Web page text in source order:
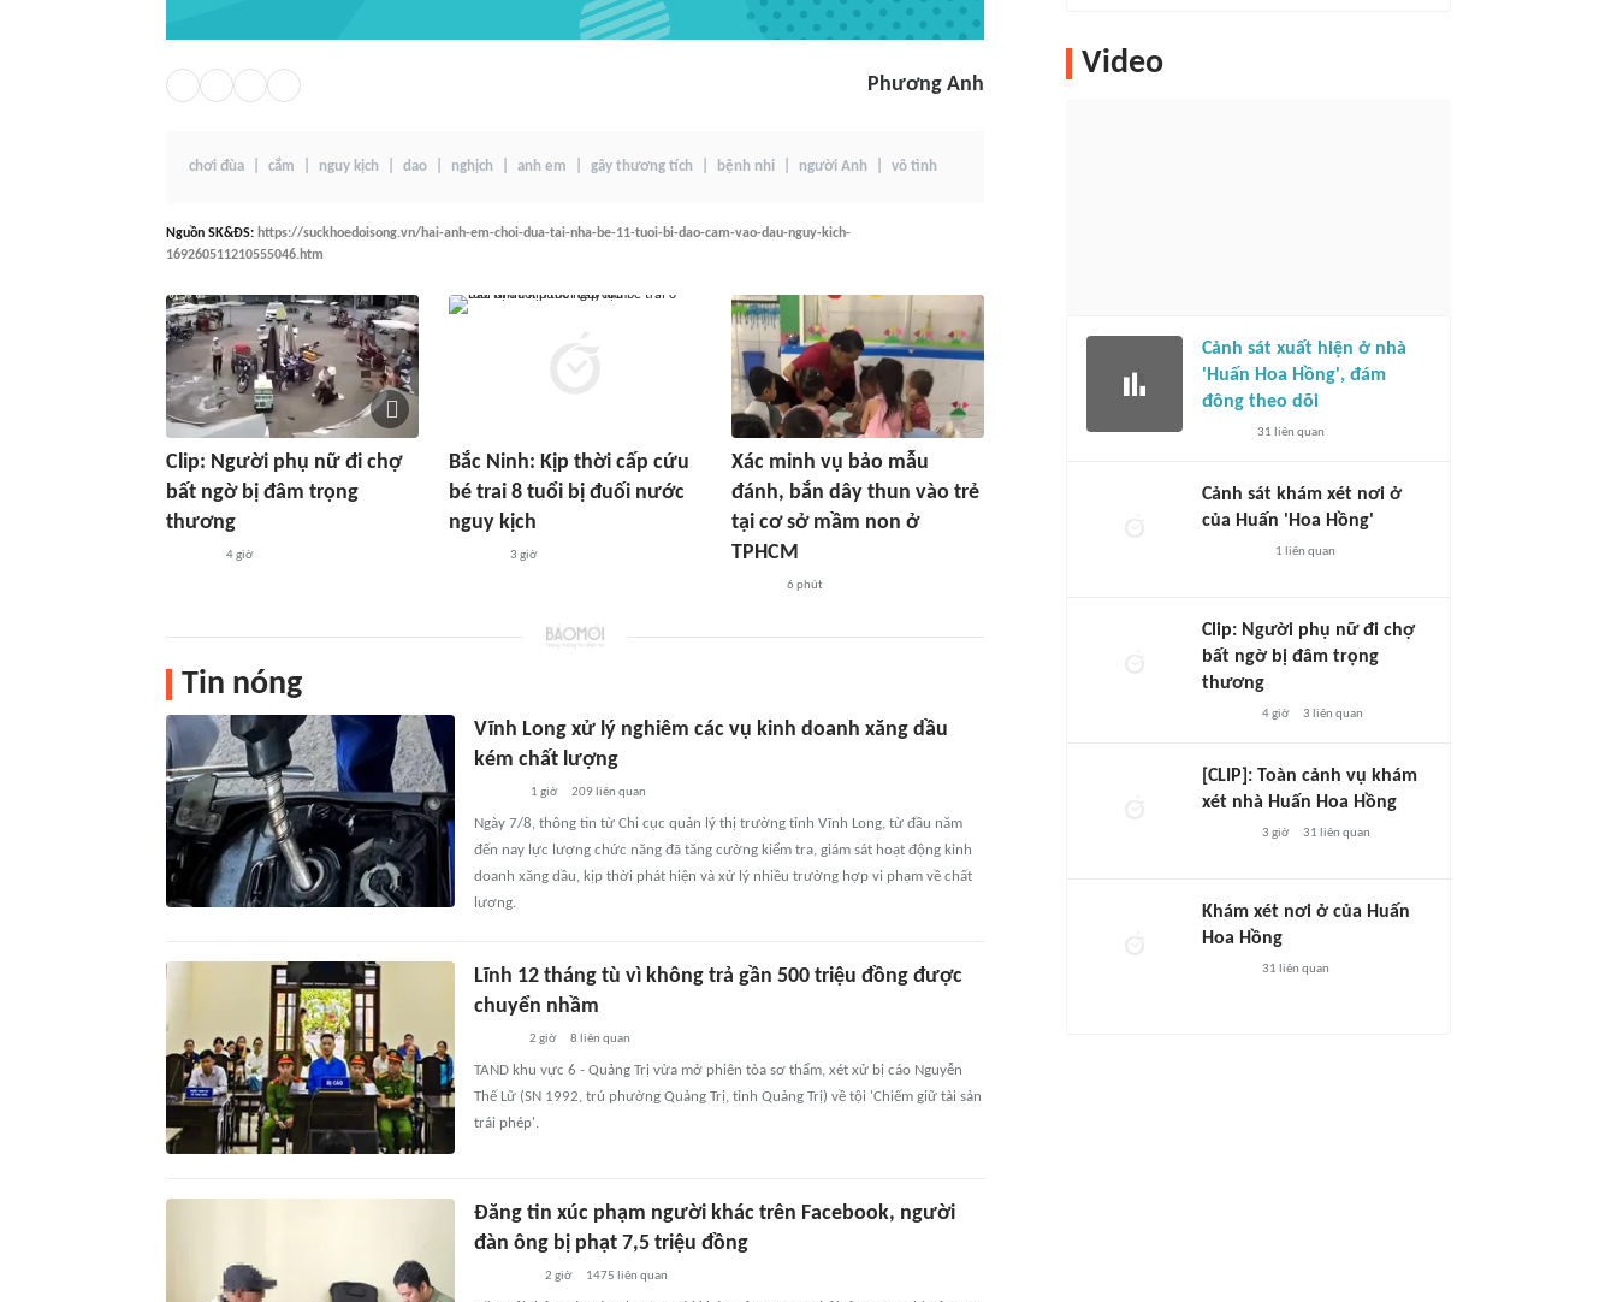
Phương Anh
chơi đùa cắm nguy kịch dao nghịch anh em gây thương tích bệnh nhi người Anh vô tình
Nguồn SK&ĐS: https://suckhoedoisong.vn/hai-anh-em-choi-dua-tai-nha-be-11-tuoi-bi-dao-cam-vao-dau-nguy-kich-
169260511210555046.htm
Clip: Người phụ nữ đi chợ
bất ngờ bị đâm trọng
thương
4 giờ
Bắc Ninh: Kịp thời cấp cứu
bé trai 8 tuổi bị đuối nước
nguy kịch
3 giờ
Xác minh vụ bảo mẫu
đánh, bắn dây thun vào trẻ
tại cơ sở mầm non ở
TPHCM
6 phút
Tin nóng
Vĩnh Long xử lý nghiêm các vụ kinh doanh xăng dầu
kém chất lượng
1 giờ 209 liên quan
Ngày 7/8, thông tin từ Chi cục quản lý thị trường tỉnh Vĩnh Long, từ đầu năm
đến nay lực lượng chức năng đã tăng cường kiểm tra, giám sát hoạt động kinh
doanh xăng dầu, kịp thời phát hiện và xử lý nhiều trường hợp vi phạm về chất
lượng.
Lĩnh 12 tháng tù vì không trả gần 500 triệu đồng được
chuyển nhầm
2 giờ 8 liên quan
TAND khu vực 6 - Quảng Trị vừa mở phiên tòa sơ thẩm, xét xử bị cáo Nguyễn
Thế Lữ (SN 1992, trú phường Quảng Trị, tỉnh Quảng Trị) về tội 'Chiếm giữ tài sản
trái phép'.
Đăng tin xúc phạm người khác trên Facebook, người
đàn ông bị phạt 7,5 triệu đồng
2 giờ 1475 liên quan
Video
Cảnh sát xuất hiện ở nhà
'Huấn Hoa Hồng', đám
đông theo dõi
31 liên quan
Cảnh sát khám xét nơi ở
của Huấn 'Hoa Hồng'
1 liên quan
Clip: Người phụ nữ đi chợ
bất ngờ bị đâm trọng
thương
4 giờ 3 liên quan
[CLIP]: Toàn cảnh vụ khám
xét nhà Huấn Hoa Hồng
3 giờ 31 liên quan
Khám xét nơi ở của Huấn
Hoa Hồng
31 liên quan